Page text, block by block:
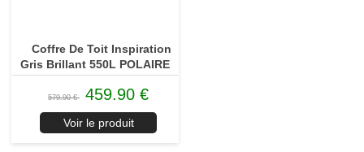
Coffre De Toit Inspiration
Gris Brillant 550L POLAIRE
579.90 € 459.90 €
Voir le produit